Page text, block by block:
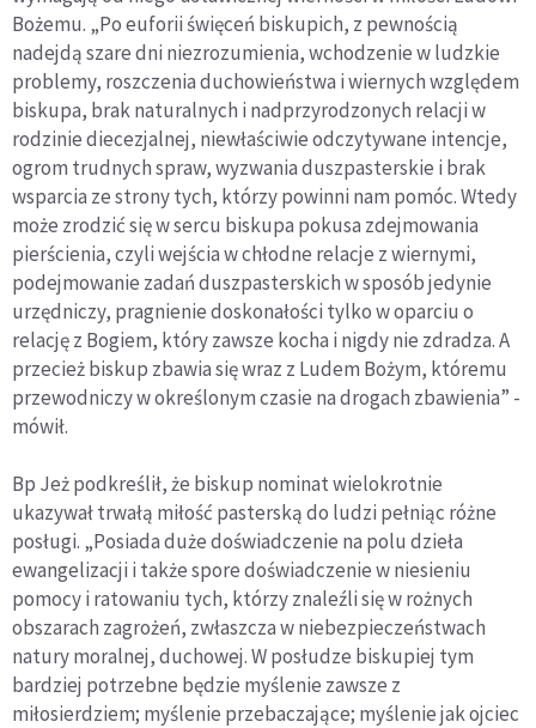
Bożemu. „Po euforii święceń biskupich, z pewnością
nadejdą szare dni niezrozumienia, wchodzenie w ludzkie
problemy, roszczenia duchowieństwa i wiernych względem
biskupa, brak naturalnych i nadprzyrodzonych relacji w
rodzinie diecezjalnej, niewłaściwie odczytywane intencje,
ogrom trudnych spraw, wyzwania duszpasterskie i brak
wsparcia ze strony tych, którzy powinni nam pomóc. Wtedy
może zrodzić się w sercu biskupa pokusa zdejmowania
pierścienia, czyli wejścia w chłodne relacje z wiernymi,
podejmowanie zadań duszpasterskich w sposób jedynie
urzędniczy, pragnienie doskonałości tylko w oparciu o
relację z Bogiem, który zawsze kocha i nigdy nie zdradza. A
przecież biskup zbawia się wraz z Ludem Bożym, któremu
przewodniczy w określonym czasie na drogach zbawienia” -
mówił.
Bp Jeż podkreślił, że biskup nominat wielokrotnie
ukazywał trwałą miłość pasterską do ludzi pełniąc różne
posługi. „Posiada duże doświadczenie na polu dzieła
ewangelizacji i także spore doświadczenie w niesieniu
pomocy i ratowaniu tych, którzy znaleźli się w rożnych
obszarach zagrożeń, zwłaszcza w niebezpieczeństwach
natury moralnej, duchowej. W posłudze biskupiej tym
bardziej potrzebne będzie myślenie zawsze z
miłosierdziem; myślenie przebaczające; myślenie jak ojciec